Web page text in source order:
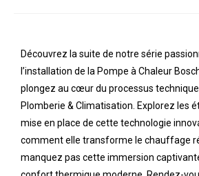
Découvrez la suite de notre série
l’installation de la Pompe à Chaleur
plongez au cœur du processus technique
Plomberie & Climatisation. Explorez les
mise en place de cette technologie
comment elle transforme le chauffage
manquez pas cette immersion